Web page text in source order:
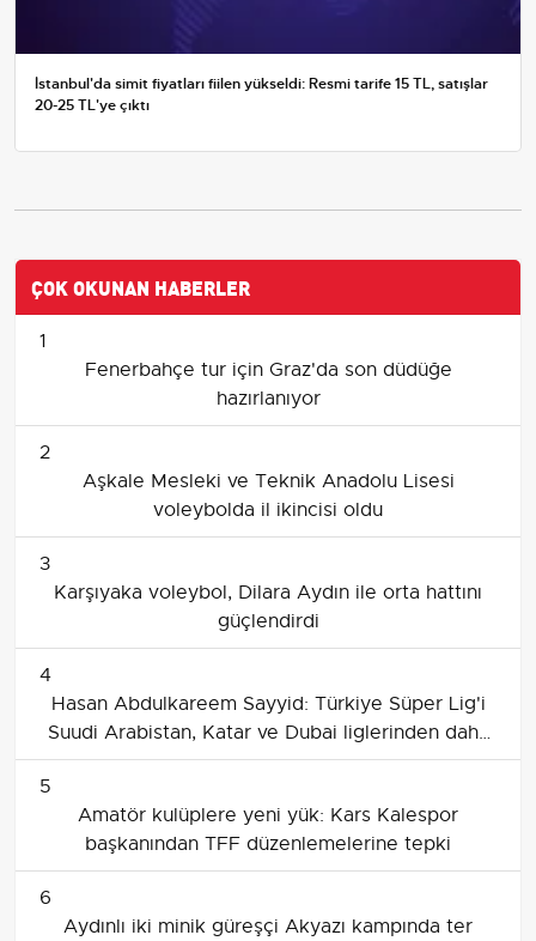
İstanbul'da simit fiyatları fiilen yükseldi: Resmi tarife 15 TL, satışlar
20-25 TL'ye çıktı
ÇOK OKUNAN HABERLER
1
Fenerbahçe tur için Graz'da son düdüğe
hazırlanıyor
2
Aşkale Mesleki ve Teknik Anadolu Lisesi
voleybolda il ikincisi oldu
3
Karşıyaka voleybol, Dilara Aydın ile orta hattını
güçlendirdi
4
Hasan Abdulkareem Sayyid: Türkiye Süper Lig'i
Suudi Arabistan, Katar ve Dubai liglerinden daha
güçlü buldum
5
Amatör kulüplere yeni yük: Kars Kalespor
başkanından TFF düzenlemelerine tepki
6
Aydınlı iki minik güreşçi Akyazı kampında ter